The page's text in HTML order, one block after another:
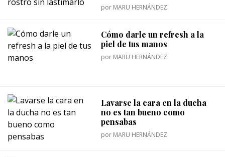
por MARU HERNÁNDEZ
Cómo darle un refresh a la
piel de tus manos
por MARU HERNÁNDEZ
Lavarse la cara en la ducha
no es tan bueno como
pensabas
por MARU HERNÁNDEZ